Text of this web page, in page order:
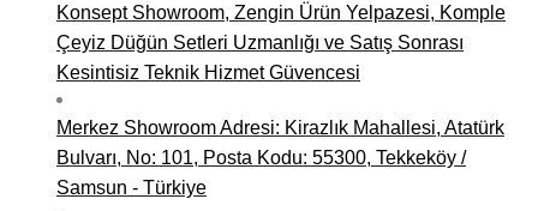
Konsept Showroom, Zengin Ürün Yelpazesi, Komple
Çeyiz Düğün Setleri Uzmanlığı ve Satış Sonrası
Kesintisiz Teknik Hizmet Güvencesi
Merkez Showroom Adresi: Kirazlık Mahallesi, Atatürk
Bulvarı, No: 101, Posta Kodu: 55300, Tekkeköy /
Samsun - Türkiye